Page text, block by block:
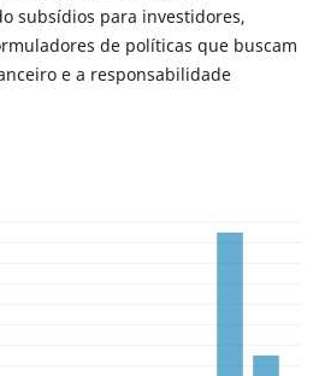
subsídios para investidores,
de políticas que buscam
e a responsabilidade